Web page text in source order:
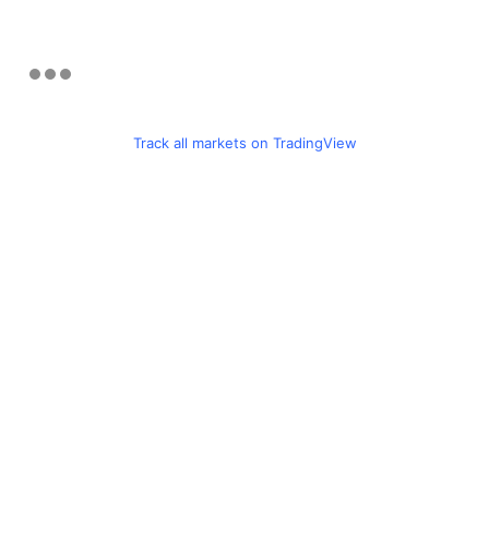
Track all markets on TradingView